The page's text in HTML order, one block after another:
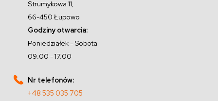
Strumykowa 11,
66-450 Łupowo
Godziny otwarcia:
Poniedziałek - Sobota
09.00 - 17.00
Nr telefonów:
+48 535 035 705